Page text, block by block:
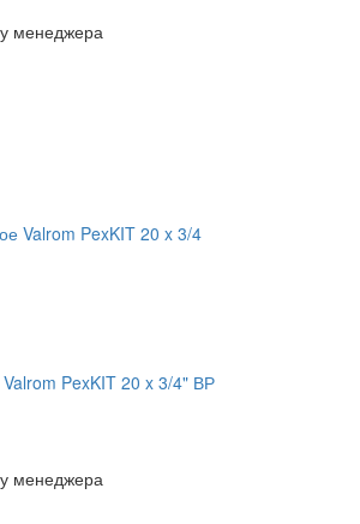
менеджера
PexKIT 20 x 3/4" ВР
менеджера